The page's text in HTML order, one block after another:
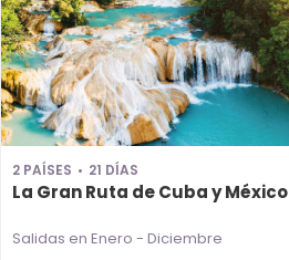
2 PAÍSES 21 DÍAS
La Gran Ruta de Cuba y México
Salidas en Enero - Diciembre